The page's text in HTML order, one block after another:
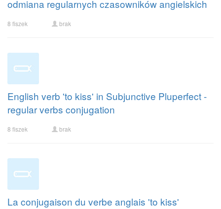
odmiana regularnych czasowników angielskich
8 fiszek brak
English verb 'to kiss' in Subjunctive Pluperfect -
regular verbs conjugation
8 fiszek brak
La conjugaison du verbe anglais 'to kiss'